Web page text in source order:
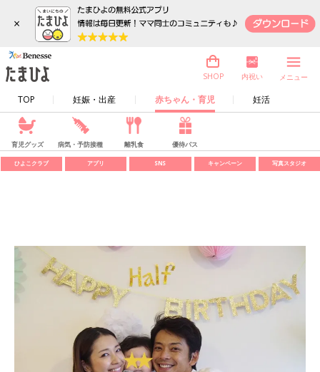
×
TOP 妊娠・出産 赤ちゃん・育児 妊活
SHOP 内祝い メニュー
育児グッズ 病気・予防接種 離乳食 優待パス
ひよこクラブ アプリ SNS キャンペーン 写真スタジオ